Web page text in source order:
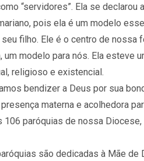
“servidores”. Ela se
pois ela é um modelo
filho. Ele é o centro de
modelo para nós. Ela esteve
religioso e existencial.
bendizer a Deus por sua
materna e acolhedora
paróquias de nossa
são dedicadas à Mãe de